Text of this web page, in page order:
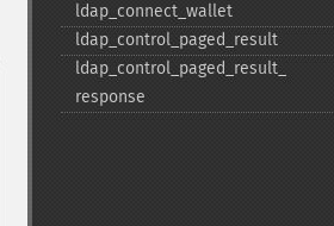
ldap_​connect_​wallet
ldap_​control_​paged_​result
ldap_​control_​paged_​result_​
response